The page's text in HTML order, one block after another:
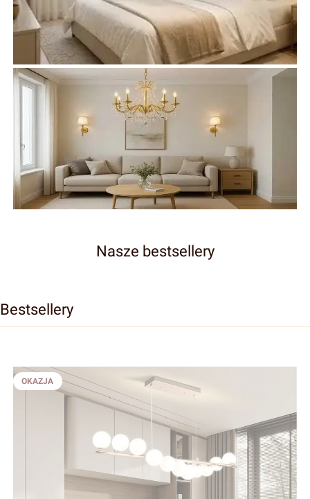
Żyrandole do sypialni
Nasze bestsellery
Bestsellery
OKAZJA